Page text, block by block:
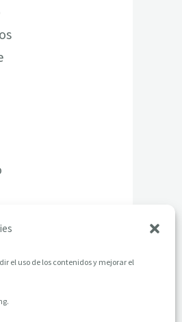
el uso de los contenidos y mejorar el